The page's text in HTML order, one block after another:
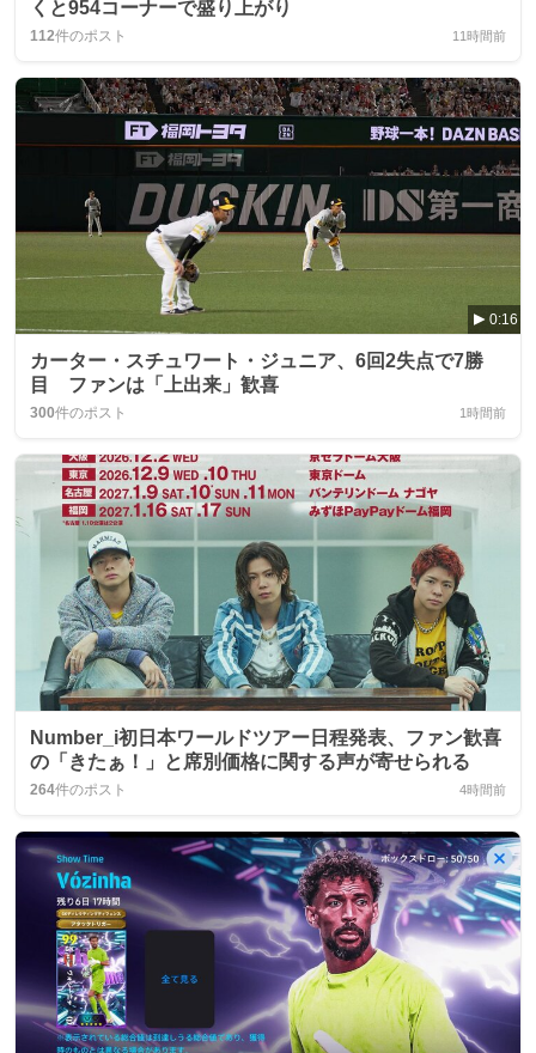
くと954コーナーで盛り上がり
112件のポスト 11時間前
0:16
カーター・スチュワート・ジュニア、6回2失点で7勝
目 ファンは「上出来」歓喜
300件のポスト 1時間前
Number_i初日本ワールドツアー日程発表、ファン歓喜
の「きたぁ！」と席別価格に関する声が寄せられる
264件のポスト 4時間前